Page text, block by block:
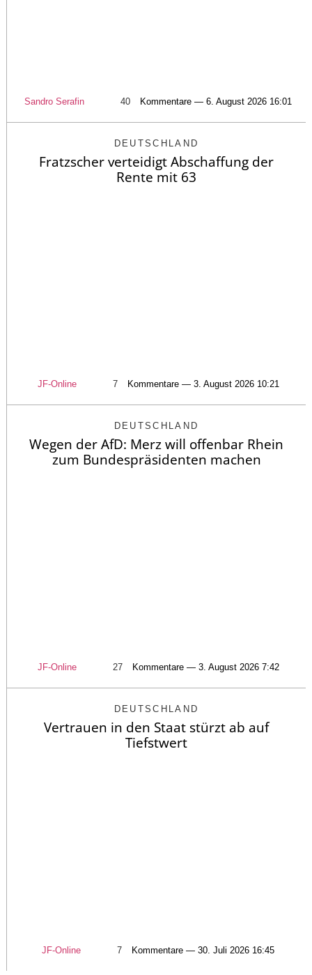
Sandro Serafin 40 Kommentare — 6. August 2026 16:01
DEUTSCHLAND
Fratzscher verteidigt Abschaffung der
Rente mit 63
JF-Online 7 Kommentare — 3. August 2026 10:21
DEUTSCHLAND
Wegen der AfD: Merz will offenbar Rhein
zum Bundespräsidenten machen
JF-Online 27 Kommentare — 3. August 2026 7:42
DEUTSCHLAND
Vertrauen in den Staat stürzt ab auf
Tiefstwert
JF-Online 7 Kommentare — 30. Juli 2026 16:45